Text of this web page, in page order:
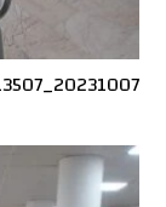
20231007_113507